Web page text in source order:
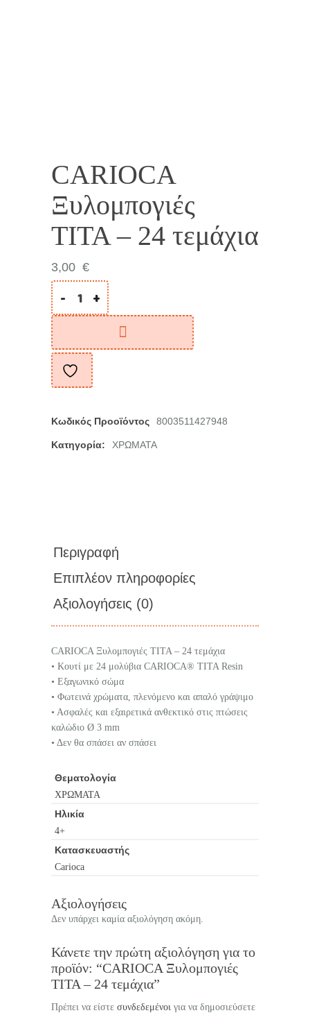
CARIOCA
Ξυλομπογιές
TITA – 24 τεμάχια
3,00 €
- +
Κωδικός Προοϊόντος 8003511427948
Κατηγορία: ΧΡΩΜΑΤΑ
Περιγραφή
Επιπλέον πληροφορίες
Αξιολογήσεις (0)
CARIOCA Ξυλομπογιές TITA – 24 τεμάχια
• Κουτί με 24 μολύβια CARIOCA® TITA Resin
• Εξαγωνικό σώμα
• Φωτεινά χρώματα, πλενόμενο και απαλό γράψιμο
• Ασφαλές και εξαιρετικά ανθεκτικό στις πτώσεις
καλώδιο Ø 3 mm
• Δεν θα σπάσει αν σπάσει
Θεματολογία
ΧΡΩΜΑΤΑ
Ηλικία
4+
Κατασκευαστής
Carioca
Αξιολογήσεις
Δεν υπάρχει καμία αξιολόγηση ακόμη.
Κάνετε την πρώτη αξιολόγηση για το
προϊόν: “CARIOCA Ξυλομπογιές
TITA – 24 τεμάχια”
Πρέπει να είστε συνδεδεμένοι για να δημοσιεύσετε